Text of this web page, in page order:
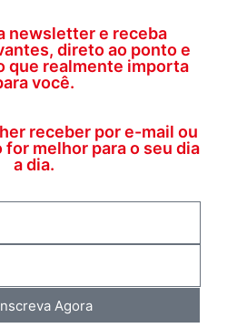
newsletter e receba
direto ao ponto e
que realmente importa
você.
receber por e-mail ou
melhor para o seu dia
a dia.
Agora